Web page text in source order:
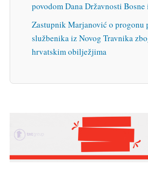
povodom Dana Državnosti
Zastupnik Marjanović o progonu
službenika iz Novog Travnika
hrvatskim obilježjima